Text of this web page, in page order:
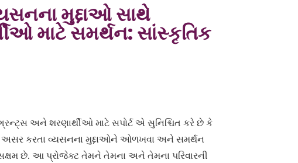
મુદ્દાઓ સાથે
માટે સમર્થન: સાંસ્કૃતિક
અને શરણાર્થીઓ માટે સપોર્ટ એ સુનિશ્ચિત કરે છે કે
કરતા વ્યસનના મુદ્દાઓને ઓળખવા અને સમર્થન
છે. આ પ્રોજેક્ટ તેમને તેમના અને તેમના પરિવારની